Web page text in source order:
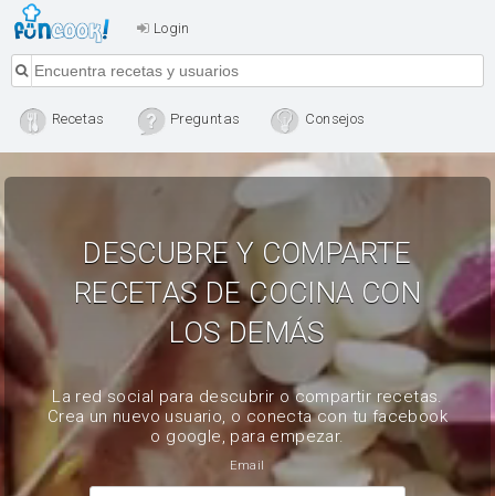
Login
Recetas Preguntas Consejos
DESCUBRE Y COMPARTE
RECETAS DE COCINA CON
LOS DEMÁS
La red social para descubrir o compartir recetas.
Crea un nuevo usuario, o conecta con tu facebook
o google, para empezar.
Email